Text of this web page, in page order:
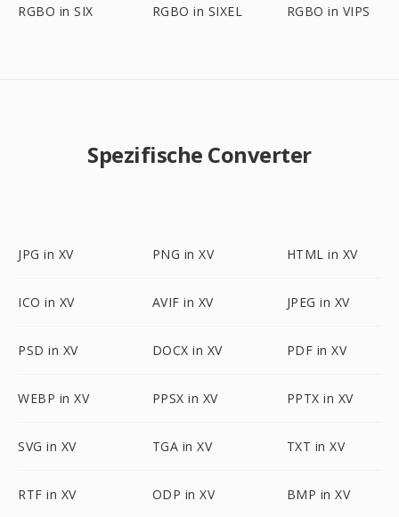
RGBO in SIX RGBO in SIXEL RGBO in VIPS
Spezifische Converter
JPG in XV PNG in XV HTML in XV
ICO in XV AVIF in XV JPEG in XV
PSD in XV DOCX in XV PDF in XV
WEBP in XV PPSX in XV PPTX in XV
SVG in XV TGA in XV TXT in XV
RTF in XV ODP in XV BMP in XV